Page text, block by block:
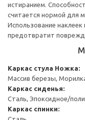
истиранием.
считается нормой для
Использование
предотвратит
Каркас стула Ножка:
Массив березы,
Каркас сиденья:
Сталь, Эпоксидное/
Каркас спинки: